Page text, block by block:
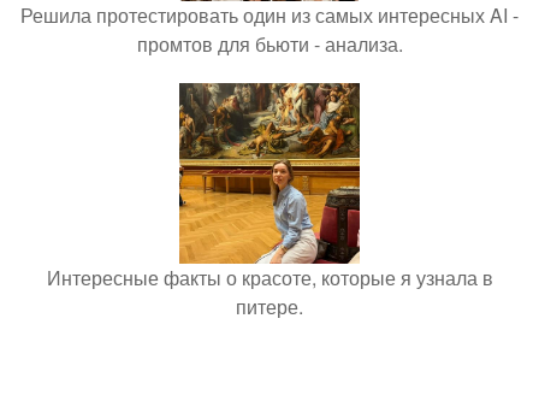
Решила протестировать один из самых интересных AI -
промтов для бьюти - анализа.
Интересные факты о красоте, которые я узнала в
питере.